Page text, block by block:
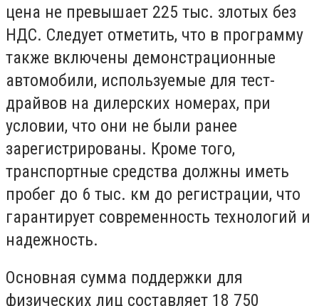
цена не превышает 225 тыс. злотых без
НДС. Следует отметить, что в программу
также включены демонстрационные
автомобили, используемые для тест-
драйвов на дилерских номерах, при
условии, что они не были ранее
зарегистрированы. Кроме того,
транспортные средства должны иметь
пробег до 6 тыс. км до регистрации, что
гарантирует современность технологий и
надежность.
Основная сумма поддержки для
физических лиц составляет 18 750